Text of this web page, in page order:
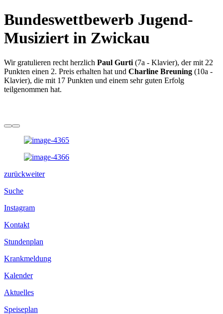
Bundeswettbewerb Jugend-
Musiziert in Zwickau
Wir gratulieren recht herzlich Paul Gurti (7a - Klavier), der mit 22
Punkten einen 2. Preis erhalten hat und Charline Breuning (10a -
Klavier), die mit 17 Punkten und einem sehr guten Erfolg
teilgenommen hat.
zurückweiter
Suche
Instagram
Kontakt
Stundenplan
Krankmeldung
Kalender
Aktuelles
Speiseplan